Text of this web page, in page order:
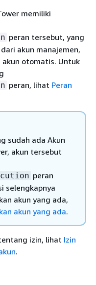
memiliki
peran tersebut, yang
akun manajemen,
otomatis. Untuk
peran, lihat Peran
sudah ada Akun
akun tersebut
peran
selengkapnya
akun yang ada,
akun yang ada.
izin, lihat Izin
.